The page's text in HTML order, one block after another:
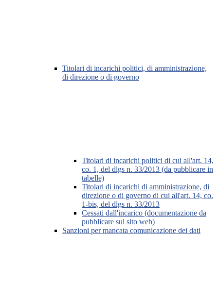
Titolari di incarichi politici, di amministrazione,
di direzione o di governo
Titolari di incarichi politici di cui all'art. 14,
co. 1, del dlgs n. 33/2013 (da pubblicare in
tabelle)
Titolari di incarichi di amministrazione, di
direzione o di governo di cui all'art. 14, co.
1-bis, del dlgs n. 33/2013
Cessati dall'incarico (documentazione da
pubblicare sul sito web)
Sanzioni per mancata comunicazione dei dati